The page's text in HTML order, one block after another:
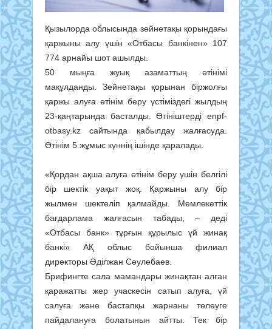
Қызылорда облысында зейнетақы қорындағы
қаржыны алу үшін «Отбасы банкінен» 107
774 арнайы шот ашылды.
50 мыңға жуық азаматтың өтінімі
мақұлданды. Зейнетақы қорынан біржолғы
қаржы алуға өтінім беру үстіміздегі жылдың
23-қаңтарында басталды. Өтініштерді enpf-
otbasy.kz сайтында қабылдау жалғасуда.
Өтінім 5 жұмыс күннің ішінде қаралады.
«Қордан ақша алуға өтінім беру үшін белгілі
бір шектік уақыт жоқ. Қаржыны алу бір
жылмен шектеліп қалмайды. Мемлекеттік
бағдарлама жалғасын табады, – деді
«Отбасы банк» тұрғын құрылыс үй жинақ
банкі» АҚ облыс бойынша филиал
директоры Әділжан Сәулебаев.
Брифингте сала мамандары жинақтан алған
қаражатты жер учаскесін сатып алуға, үй
салуға және бастапқы жарнаны төлеуге
пайдалануға болатынын айтты. Тек бір